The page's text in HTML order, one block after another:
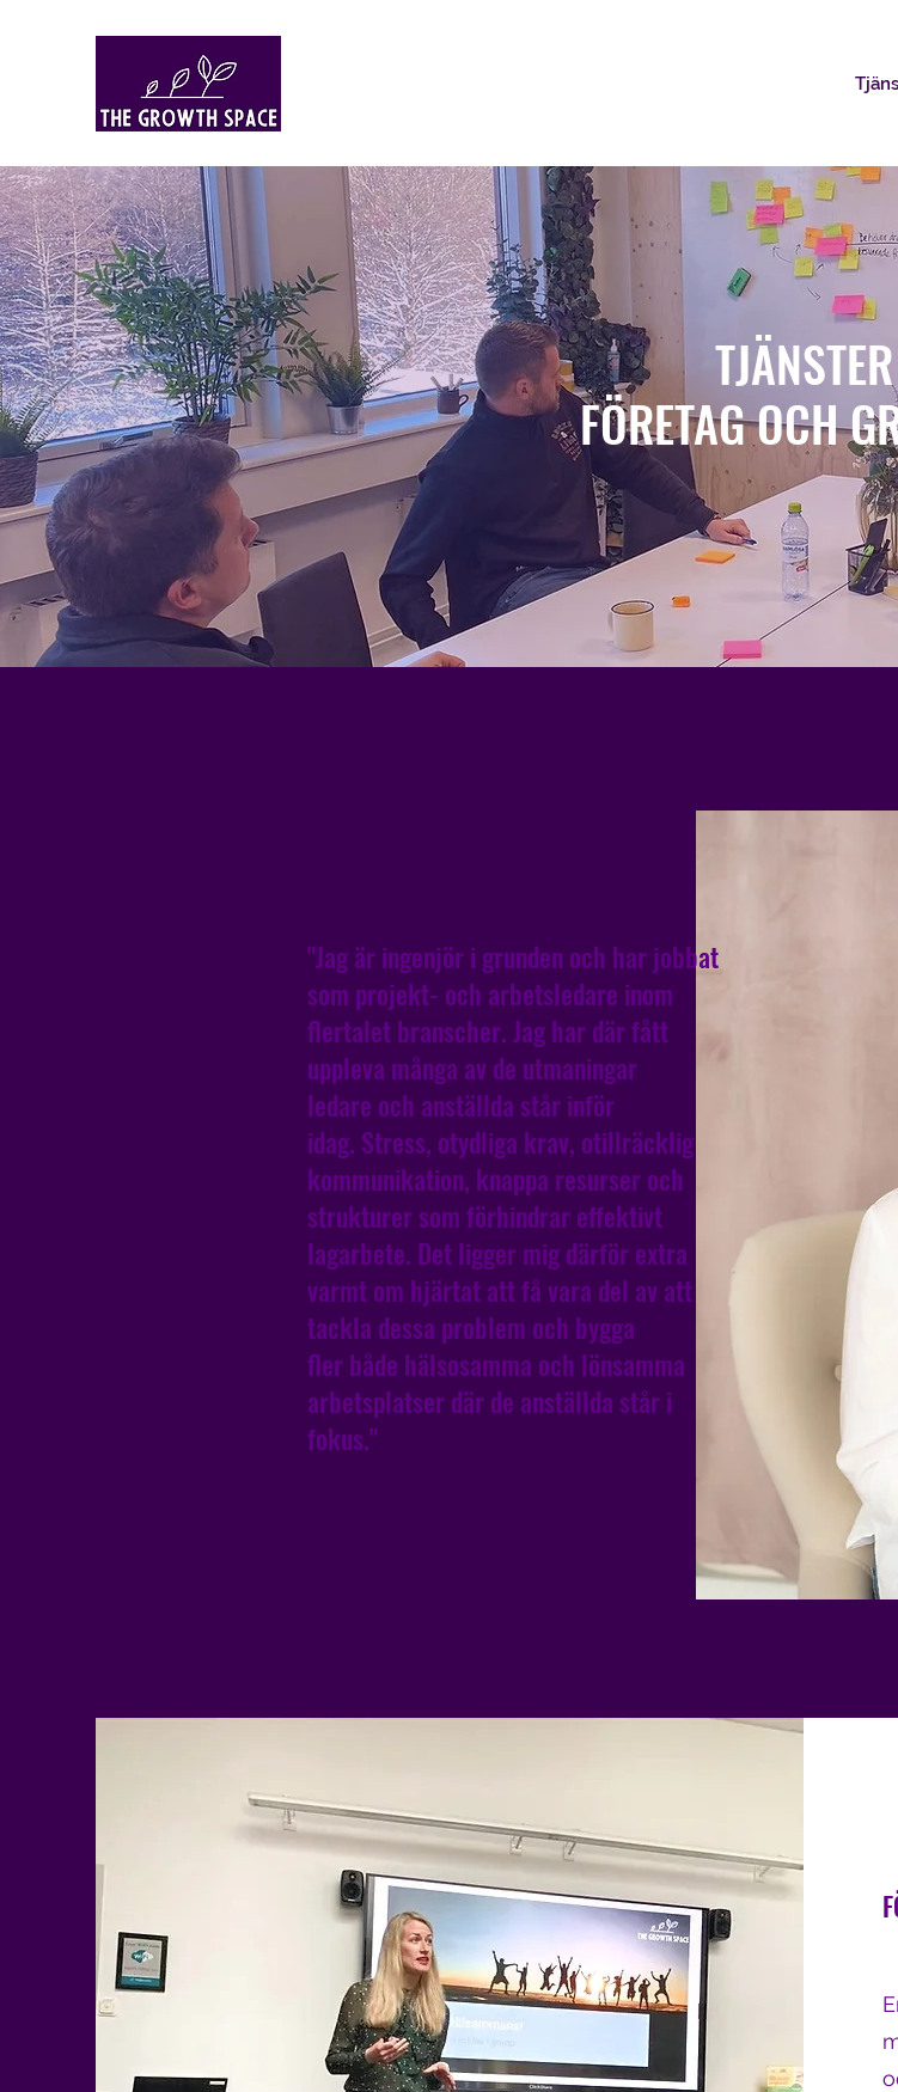
TJÄNSTER
FÖRETAG OCH
"Jag är ingenjör i grunden och har jobbat
som projekt- och arbetsledare inom
flertalet branscher. Jag har där fått
uppleva många av de utmaningar
ledare och anställda står inför
idag. Stress, otydliga krav, otillräcklig
kommunikation, knappa resurser och
strukturer som förhindrar effektivt
lagarbete. Det ligger mig därför extra
varmt om hjärtat att få vara del av att
tackla dessa problem och bygga
fler både hälsosamma och lönsamma
arbetsplatser där de anställda står i
fokus."